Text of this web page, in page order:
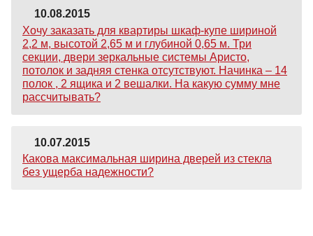
10.08.2015
Хочу заказать для квартиры шкаф-купе шириной
2,2 м, высотой 2,65 м и глубиной 0,65 м. Три
секции, двери зеркальные системы Аристо,
потолок и задняя стенка отсутствуют. Начинка – 14
полок , 2 ящика и 2 вешалки. На какую сумму мне
рассчитывать?
10.07.2015
Какова максимальная ширина дверей из стекла
без ущерба надежности?